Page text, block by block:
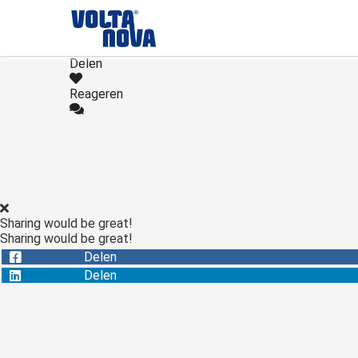
Delen
Reageren
Sharing would be great!
Sharing would be great!
Delen
Delen